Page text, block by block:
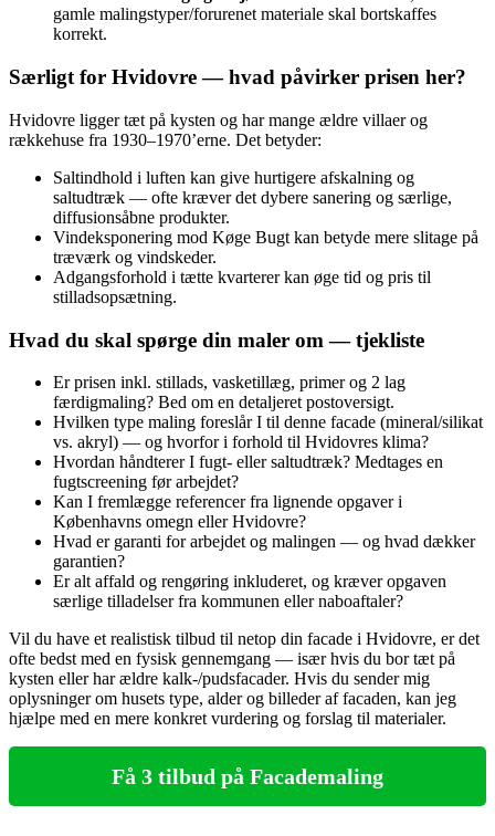
gamle malingstyper/forurenet materiale skal bortskaffes
korrekt.
Særligt for Hvidovre — hvad påvirker prisen her?
Hvidovre ligger tæt på kysten og har mange ældre villaer og
rækkehuse fra 1930–1970’erne. Det betyder:
Saltindhold i luften kan give hurtigere afskalning og
saltudtræk — ofte kræver det dybere sanering og særlige,
diffusionsåbne produkter.
Vindeksponering mod Køge Bugt kan betyde mere slitage på
træværk og vindskeder.
Adgangsforhold i tætte kvarterer kan øge tid og pris til
stilladsopsætning.
Hvad du skal spørge din maler om — tjekliste
Er prisen inkl. stillads, vasketillæg, primer og 2 lag
færdigmaling? Bed om en detaljeret postoversigt.
Hvilken type maling foreslår I til denne facade (mineral/silikat
vs. akryl) — og hvorfor i forhold til Hvidovres klima?
Hvordan håndterer I fugt- eller saltudtræk? Medtages en
fugtscreening før arbejdet?
Kan I fremlægge referencer fra lignende opgaver i
Københavns omegn eller Hvidovre?
Hvad er garanti for arbejdet og malingen — og hvad dækker
garantien?
Er alt affald og rengøring inkluderet, og kræver opgaven
særlige tilladelser fra kommunen eller naboaftaler?
Vil du have et realistisk tilbud til netop din facade i Hvidovre, er det
ofte bedst med en fysisk gennemgang — især hvis du bor tæt på
kysten eller har ældre kalk-/pudsfacader. Hvis du sender mig
oplysninger om husets type, alder og billeder af facaden, kan jeg
hjælpe med en mere konkret vurdering og forslag til materialer.
Få 3 tilbud på Facademaling